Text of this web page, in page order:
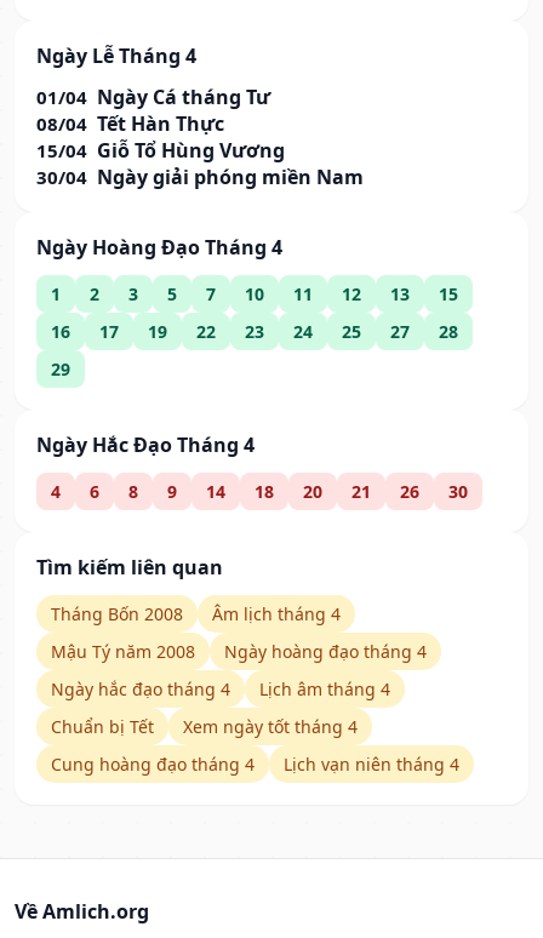
Ngày Lễ Tháng 4
01/04 Ngày Cá tháng Tư
08/04 Tết Hàn Thực
15/04 Giỗ Tổ Hùng Vương
30/04 Ngày giải phóng miền Nam
Ngày Hoàng Đạo Tháng 4
1 2 3 5 7 10 11 12 13
15
16
17 19 22 23 24 25 27
28
29
Ngày Hắc Đạo Tháng 4
4 6 8 9 14 18 20 21 26 30
Tìm kiếm liên quan
Tháng Bốn 2008
Âm lịch tháng 4
Mậu Tý năm 2008
Ngày hoàng đạo tháng 4
Ngày hắc đạo tháng 4
Lịch âm tháng 4
Chuẩn bị Tết
Xem ngày tốt tháng 4
Cung hoàng đạo tháng 4
Lịch vạn niên tháng 4
Về Amlich.org